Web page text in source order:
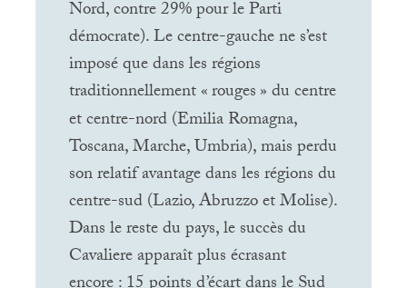
Nord, contre 29% pour le Parti
démocrate). Le centre-gauche ne s’est
imposé que dans les régions
traditionnellement «rouges» du centre
et centre-nord (Emilia Romagna,
Toscana, Marche, Umbria), mais perdu
son relatif avantage dans les régions du
centre-sud (Lazio, Abruzzo et Molise).
Dans le reste du pays, le succès du
Cavaliere apparaît plus écrasant